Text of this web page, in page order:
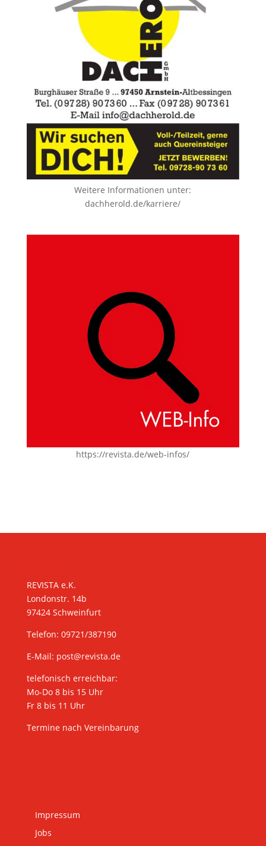
Weitere Informationen unter:
dachherold.de/karriere/
https://revista.de/web-infos/
REVISTA e.K.
Londonstr. 14b
97424 Schweinfurt
Telefon: 09721/387190
E-Mail: post@revista.de
telefonisch erreichbar:
Mo-Do 8 bis 15 Uhr
Fr 8 bis 11 Uhr
Termine nach Vereinbarung
Impressum
Jobs